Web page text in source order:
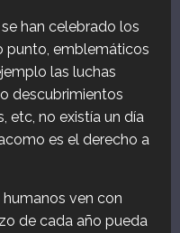
han celebrado los
punto, emblemáticos
las luchas
descubrimientos
etc, no existía un día
es el derecho a
ven con
de cada año pueda